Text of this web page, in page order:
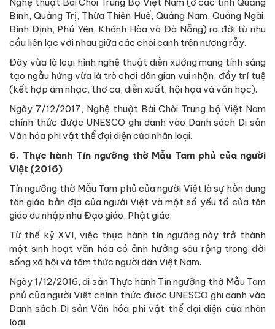
Bình, Quảng Trị, Thừa Thiên Huế, Quảng Nam, Quảng Ngãi,
Bình Định, Phú Yên, Khánh Hòa và Đà Nẵng) ra đời từ nhu
cầu liên lạc với nhau giữa các chòi canh trên nương rẫy.
Đây vừa là loại hình nghệ thuật diễn xướng mang tính sáng
tạo ngẫu hứng vừa là trò chơi dân gian vui nhộn, đầy trí tuệ
(kết hợp âm nhạc, thơ ca, diễn xuất, hội họa và văn học).
Ngày 7/12/2017, Nghệ thuật Bài Chòi Trung bộ Việt Nam
chính thức được UNESCO ghi danh vào Danh sách Di sản
Văn hóa phi vật thể đại diện của nhân loại.
6. Thực hành Tín ngưỡng thờ Mẫu Tam phủ của người
Việt (2016)
Tín ngưỡng thờ Mẫu Tam phủ của người Việt là sự hỗn dung
tôn giáo bản địa của người Việt và một số yếu tố của tôn
giáo du nhập như Đạo giáo, Phật giáo.
Từ thế kỷ XVI, việc thực hành tín ngưỡng này trở thành
một sinh hoạt văn hóa có ảnh hưởng sâu rộng trong đời
sống xã hội và tâm thức người dân Việt Nam.
Ngày 1/12/2016, di sản Thực hành Tín ngưỡng thờ Mẫu Tam
phủ của người Việt chính thức được UNESCO ghi danh vào
Danh sách Di sản Văn hóa phi vật thể đại diện của nhân
loại.